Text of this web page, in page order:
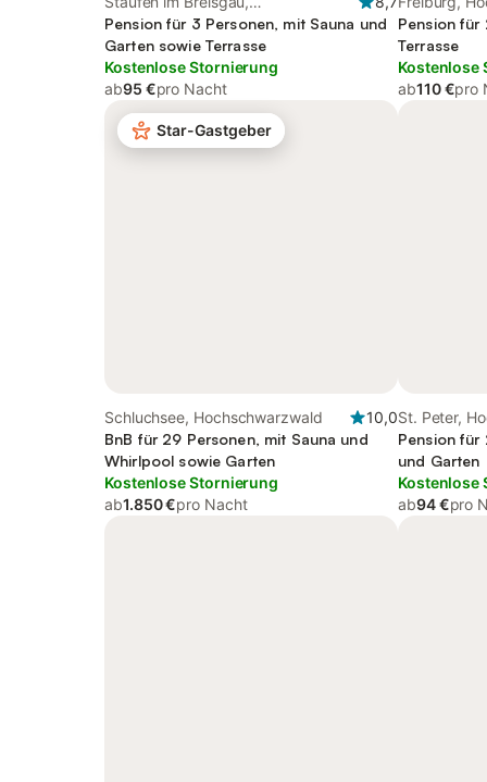
Hochschwarzwald
Pension für 3 Personen, mit Sauna und
Garten sowie Terrasse
Kostenlose Stornierung
ab95 €pro Nacht
Pension für
Terrasse
Kostenlose
ab110 €pro
Star-Gastgeber
Schluchsee, Hochschwarzwald
10,0
BnB für 29 Personen, mit Sauna und
Whirlpool sowie Garten
Kostenlose Stornierung
ab1.850 €pro Nacht
St. Peter,
Pension für
und Garten
Kostenlose
ab94 €pro